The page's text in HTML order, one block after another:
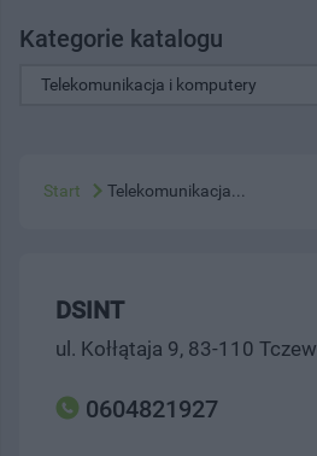
Kategorie katalogu
Start Telekomunikacja...
DSINT
ul. Kołłątaja 9, 83-110 Tczew
0604821927